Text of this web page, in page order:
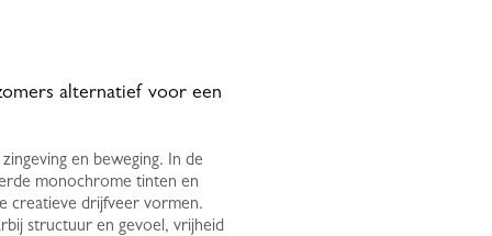
alternatief voor een
en beweging. In de
monochrome tinten en
creatieve drijfveer vormen.
structuur en gevoel, vrijheid